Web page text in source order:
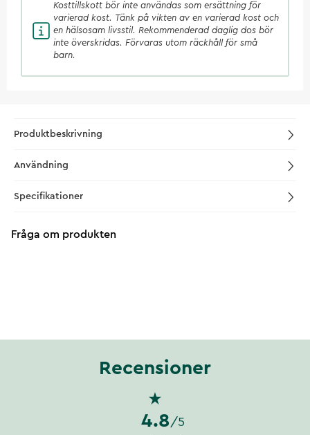
Kosttillskott bör inte användas som ersättning för
varierad kost. Tänk på vikten av en varierad kost och
en hälsosam livsstil. Rekommenderad daglig dos bör
inte överskridas. Förvaras utom räckhåll för små
barn.
Produktbeskrivning
Användning
Specifikationer
Fråga om produkten
Recensioner
4.8 /5